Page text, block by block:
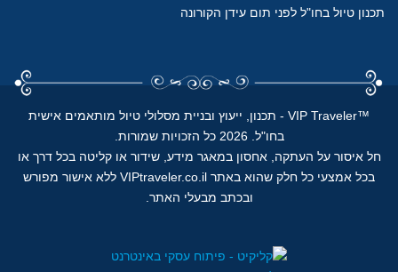
תכנון טיול בחו"ל לפני תום עידן הקורונה
™
VIP Traveler - תכנון, ייעוץ ובניית מסלולי טיול מותאמים אישית
בחו"ל.2026 כל הזכויות שמורות.
חל איסור על העתקה, אחסון במאגר מידע, שידור או קליטה בכל דרך או
בכל אמצעי כל חלק שהוא באתר VIPtraveler.co.il ללא אישור מפורש
ובכתב מבעלי האתר.